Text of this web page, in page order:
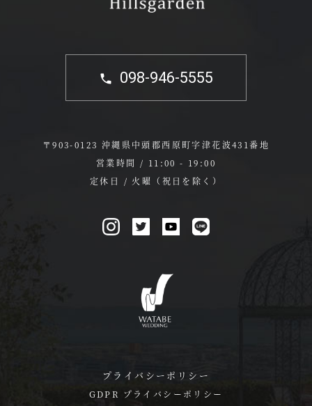
098-946-5555
〒903-0123 沖縄県中頭郡西原町字津花波431番地
営業時間 / 11:00 - 19:00
定休日 / 火曜（祝日を除く）
プライバシーポリシー
GDPR プライバシーポリシー